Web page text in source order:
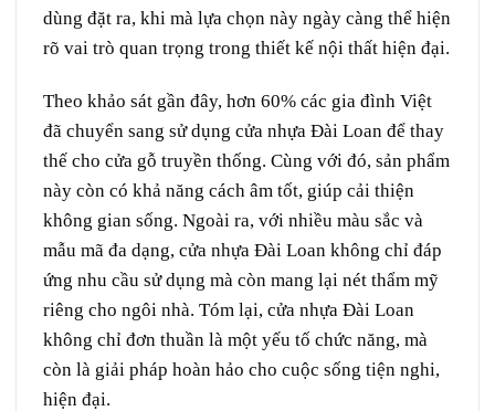
dùng đặt ra, khi mà lựa chọn này ngày càng thể hiện
rõ vai trò quan trọng trong thiết kế nội thất hiện đại.
Theo khảo sát gần đây, hơn 60% các gia đình Việt
đã chuyển sang sử dụng cửa nhựa Đài Loan để thay
thế cho cửa gỗ truyền thống. Cùng với đó, sản phẩm
này còn có khả năng cách âm tốt, giúp cải thiện
không gian sống. Ngoài ra, với nhiều màu sắc và
mẫu mã đa dạng, cửa nhựa Đài Loan không chỉ đáp
ứng nhu cầu sử dụng mà còn mang lại nét thẩm mỹ
riêng cho ngôi nhà. Tóm lại, cửa nhựa Đài Loan
không chỉ đơn thuần là một yếu tố chức năng, mà
còn là giải pháp hoàn hảo cho cuộc sống tiện nghi,
hiện đại.